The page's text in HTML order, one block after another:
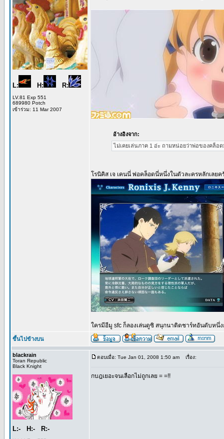
L: H: R:
LV.81 Exp 551
689980 Potch
เข้าร่วม: 11 Mar 2007
อ้างอิงจาก:
ไม่เคยเล่นภาค 1 อ่ะ ถามหน่อยว่าพ่อของคล็อ
โรนิคิส เจ เคนนี่ พ่อคล็อดนี่หนึ่งในตัวละครหลักเลยค
ใครมีอีมู sfc ก็ลองเล่นดูซิ สนุกนาติดชาร์ทอันดับหนึ่
ขึ้นไปข้างบน
blackrain
Toran Republic
Black Knight
L:- H:- R:-
ตอบเมื่อ: Tue Jan 01, 2008 1:50 am เรื่อง:
กบฎเยอะจนเลือกไม่ถูกเลย = =!!